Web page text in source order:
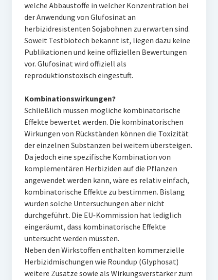
welche Abbaustoffe in welcher Konzentration bei
der Anwendung von Glufosinat an
herbizidresistenten Sojabohnen zu erwarten sind.
Soweit Testbiotech bekannt ist, liegen dazu keine
Publikationen und keine offiziellen Bewertungen
vor. Glufosinat wird offiziell als
reproduktionstoxisch eingestuft.
Kombinationswirkungen?
Schließlich müssen mögliche kombinatorische
Effekte bewertet werden. Die kombinatorischen
Wirkungen von Rückständen können die Toxizität
der einzelnen Substanzen bei weitem übersteigen.
Da jedoch eine spezifische Kombination von
komplementären Herbiziden auf die Pflanzen
angewendet werden kann, wäre es relativ einfach,
kombinatorische Effekte zu bestimmen. Bislang
wurden solche Untersuchungen aber nicht
durchgeführt. Die EU-Kommission hat lediglich
eingeräumt, dass kombinatorische Effekte
untersucht werden müssten.
Neben den Wirkstoffen enthalten kommerzielle
Herbizidmischungen wie Roundup (Glyphosat)
weitere Zusätze sowie als Wirkungsverstärker zum